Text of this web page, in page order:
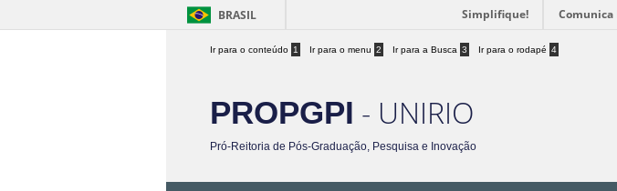
BRASIL Simplifique! Comunica
Ir para o conteúdo 1 Ir para o menu 2 Ir para a Busca 3 Ir para o rodapé 4
PROPGPI - UNIRIO
Pró-Reitoria de Pós-Graduação, Pesquisa e Inovação